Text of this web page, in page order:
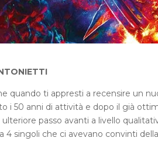
quando ti appresti a recensire un
i 50 anni di attività e dopo il già
ulteriore passo avanti a livello
4 singoli che ci avevano convinti